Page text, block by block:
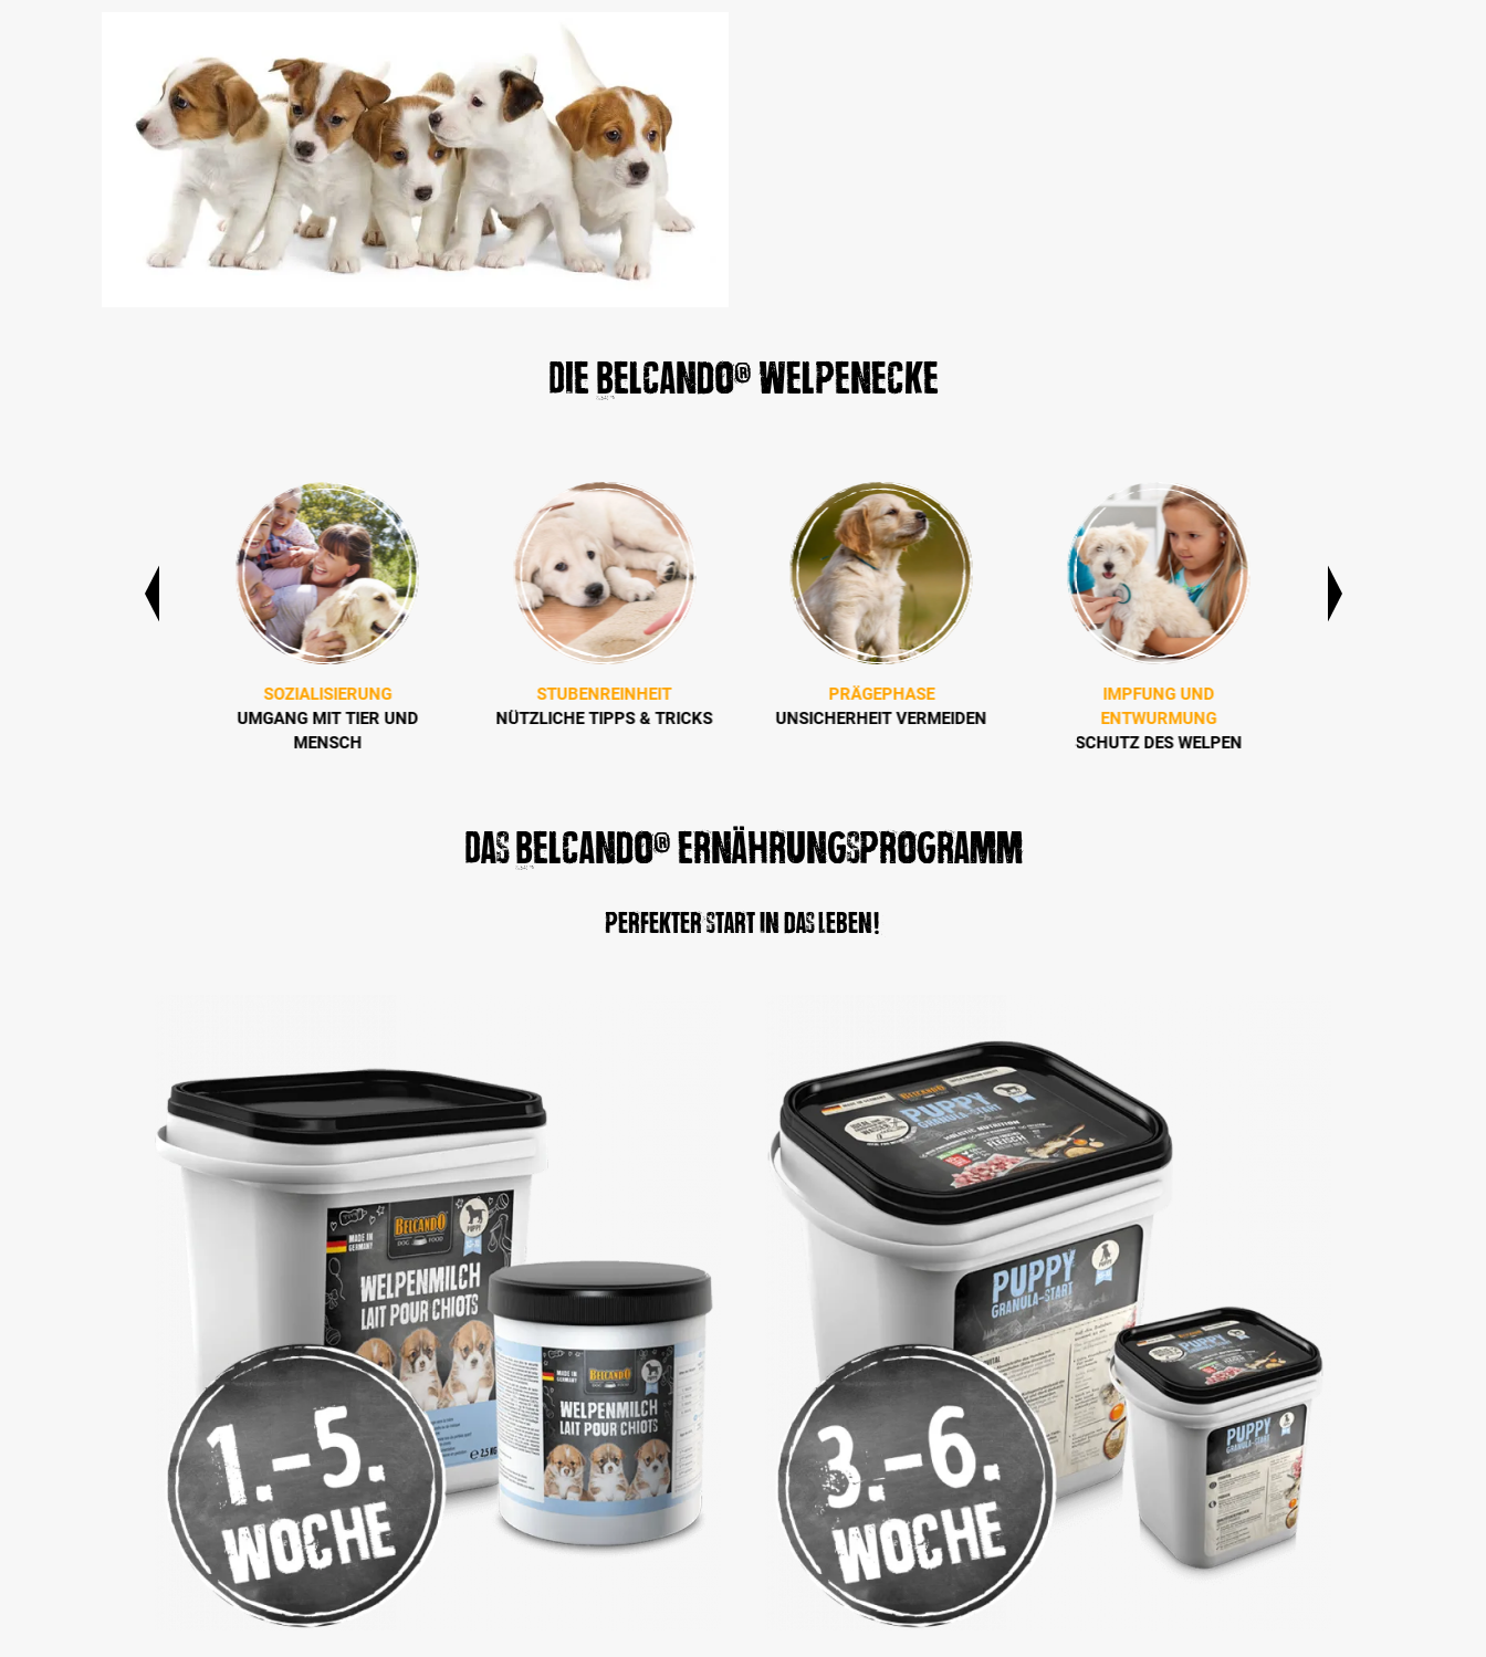
Die Belcando® Welpenecke
SOZIALISIERUNG
UMGANG MIT TIER UND
MENSCH
STUBENREINHEIT
NÜTZLICHE TIPPS & TRICKS
PRÄGEPHASE
UNSICHERHEIT VERMEIDEN
IMPFUNG UND
ENTWURMUNG
SCHUTZ DES WELPEN
Das Belcando® Ernährungsprogramm
Perfekter Start in das Leben!